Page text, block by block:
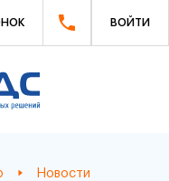
ВОЙТИ
Новости